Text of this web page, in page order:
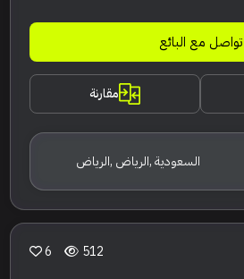
تواصل مع البائع
مقارنة
السعودية ,الرياض ,الرياض
512
6